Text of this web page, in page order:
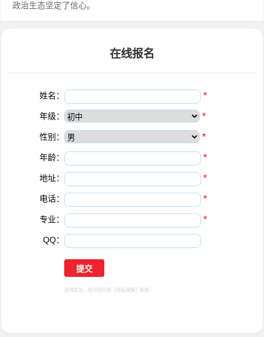
政治生态坚定了信心。
在线报名
姓名： *
年级： *
性别： *
年龄： *
地址： *
电话： *
专业： *
QQ：
选择提交，视为您同意 《隐私保障》 条例